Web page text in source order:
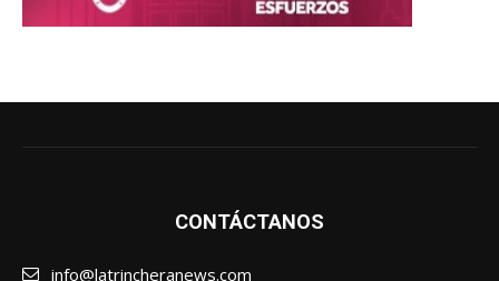
CONTÁCTANOS
info@latrincheranews.com